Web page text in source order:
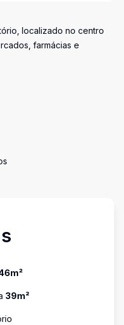
localizado no centro
farmácias e
m²
39m²